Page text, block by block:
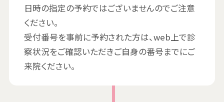
日時の指定の予約ではございませんのでご注意
ください。
受付番号を事前に予約された方は、web上で診
察状況をご確認いただきご自身の番号までにご
来院ください。